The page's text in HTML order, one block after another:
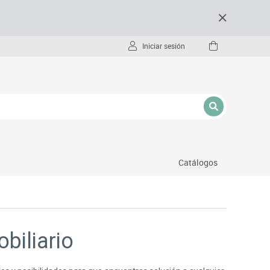
Iniciar sesión
Catálogos